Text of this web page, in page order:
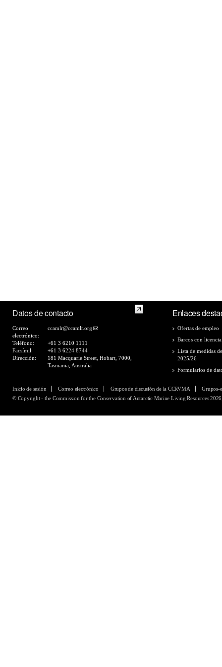
Datos de contacto
Correo
electrónico:
ccamlr@ccamlr.org
Teléfono:
+61 3 6210 1111
Facsímil:
+61 3 6224 8744
Dirección:
181 Macquarie Street, Hobart, 7000,
Tasmania, Australia
Enlaces
Ofertas de empleo
Barcos con
Lista de medidas
2025/26
Formularios de
Inicio de sesión Correo electrónico Grupos de discusión de la CCRVMA
Grupos-
© Copyright - the Commission for the Conservation of Antarctic Marine Living Resources